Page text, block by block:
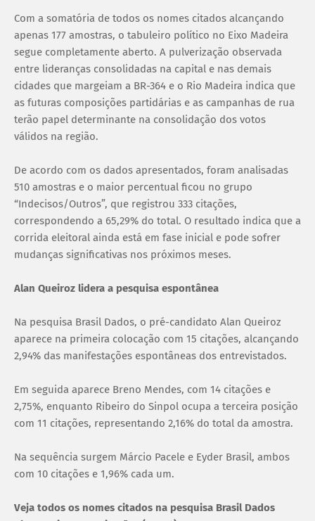
Com a somatória de todos os nomes citados alcançando
apenas 177 amostras, o tabuleiro político no Eixo Madeira
segue completamente aberto. A pulverização observada
entre lideranças consolidadas na capital e nas demais
cidades que margeiam a BR-364 e o Rio Madeira indica que
as futuras composições partidárias e as campanhas de rua
terão papel determinante na consolidação dos votos
válidos na região.
De acordo com os dados apresentados, foram analisadas
510 amostras e o maior percentual ficou no grupo
“Indecisos/Outros”, que registrou 333 citações,
correspondendo a 65,29% do total. O resultado indica que a
corrida eleitoral ainda está em fase inicial e pode sofrer
mudanças significativas nos próximos meses.
Alan Queiroz lidera a pesquisa espontânea
Na pesquisa Brasil Dados, o pré-candidato Alan Queiroz
aparece na primeira colocação com 15 citações, alcançando
2,94% das manifestações espontâneas dos entrevistados.
Em seguida aparece Breno Mendes, com 14 citações e
2,75%, enquanto Ribeiro do Sinpol ocupa a terceira posição
com 11 citações, representando 2,16% do total da amostra.
Na sequência surgem Márcio Pacele e Eyder Brasil, ambos
com 10 citações e 1,96% cada um.
Veja todos os nomes citados na pesquisa Brasil Dados